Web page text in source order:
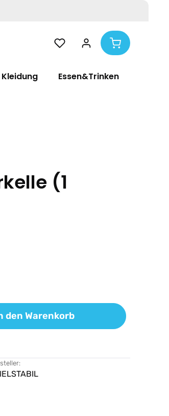
Kleidung Essen&Trinken
(1
Wert ein oder
den Warenkorb